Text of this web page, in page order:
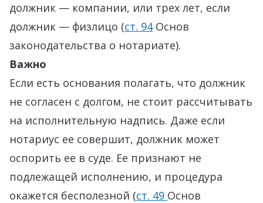
должник — компании, или трех лет, если
должник — физлицо (ст. 94Основ
законодательства о нотариате).
Важно
Если есть основания полагать, что должник
не согласен с долгом, не стоит рассчитывать
на исполнительную надпись. Даже если
нотариус ее совершит, должник может
оспорить ее в суде. Ее признают не
подлежащей исполнению, и процедура
окажется бесполезной (ст. 49 Основ